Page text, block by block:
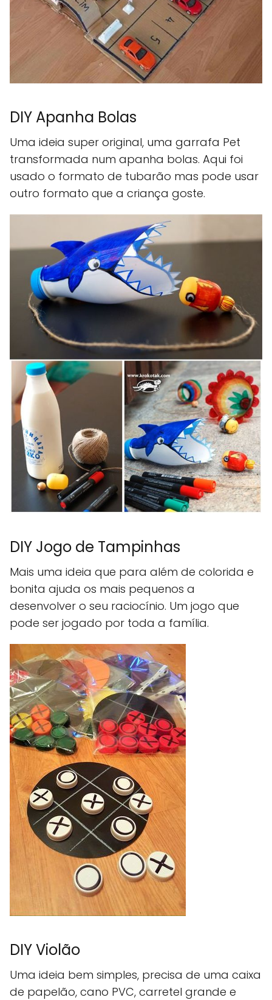
DIY Apanha Bolas
Uma ideia super original, uma garrafa Pet
transformada num apanha bolas. Aqui foi
usado o formato de tubarão mas pode usar
outro formato que a criança goste.
DIY Jogo de Tampinhas
Mais uma ideia que para além de colorida e
bonita ajuda os mais pequenos a
desenvolver o seu raciocínio. Um jogo que
pode ser jogado por toda a família.
DIY Violão
Uma ideia bem simples, precisa de uma caixa
de papelão, cano PVC, carretel grande e